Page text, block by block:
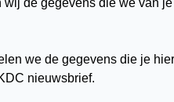
de gegevens die we van
we de gegevens die je
nieuwsbrief.